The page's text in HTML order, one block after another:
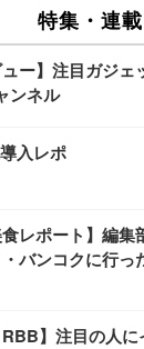
特集・連載
ュー】注目ガジ
ンネル
入レポ
食レポート】編
バンコクに行っ
RBB】注目の人